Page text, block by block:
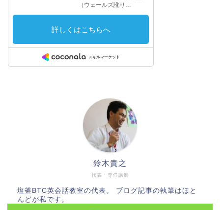
代表・専任講師
鈴木貴之
塩釜BTC英会話教室の代表。 ブログ記事の執筆はほと
んどが私です。